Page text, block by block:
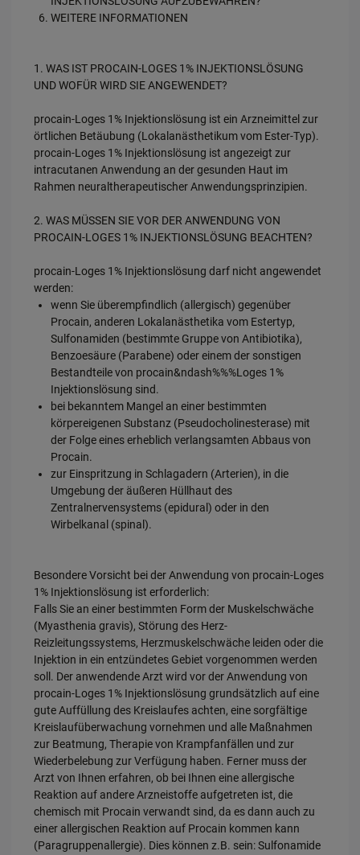
WEITERE INFORMATIONEN
1. WAS IST PROCAIN-LOGES 1% INJEKTIONSLÖSUNG
UND WOFÜR WIRD SIE ANGEWENDET?
procain-Loges 1% Injektionslösung ist ein Arzneimittel zur
örtlichen Betäubung (Lokalanästhetikum vom Ester-Typ).
procain-Loges 1% Injektionslösung ist angezeigt zur
intracutanen Anwendung an der gesunden Haut im
Rahmen neuraltherapeutischer Anwendungsprinzipien.
2. WAS MÜSSEN SIE VOR DER ANWENDUNG VON
PROCAIN-LOGES 1% INJEKTIONSLÖSUNG BEACHTEN?
procain-Loges 1% Injektionslösung darf nicht angewendet
werden:
wenn Sie überempfindlich (allergisch) gegenüber
Procain, anderen Lokalanästhetika vom Estertyp,
Sulfonamiden (bestimmte Gruppe von Antibiotika),
Benzoesäure (Parabene) oder einem der sonstigen
Bestandteile von procain&ndash%%%Loges 1%
Injektionslösung sind.
bei bekanntem Mangel an einer bestimmten
körpereigenen Substanz (Pseudocholinesterase) mit
der Folge eines erheblich verlangsamten Abbaus von
Procain.
zur Einspritzung in Schlagadern (Arterien), in die
Umgebung der äußeren Hüllhaut des
Zentralnervensystems (epidural) oder in den
Wirbelkanal (spinal).
Besondere Vorsicht bei der Anwendung von procain-Loges
1% Injektionslösung ist erforderlich:
Falls Sie an einer bestimmten Form der Muskelschwäche
(Myasthenia gravis), Störung des Herz-
Reizleitungssystems, Herzmuskelschwäche leiden oder die
Injektion in ein entzündetes Gebiet vorgenommen werden
soll. Der anwendende Arzt wird vor der Anwendung von
procain-Loges 1% Injektionslösung grundsätzlich auf eine
gute Auffüllung des Kreislaufes achten, eine sorgfältige
Kreislaufüberwachung vornehmen und alle Maßnahmen
zur Beatmung, Therapie von Krampfanfällen und zur
Wiederbelebung zur Verfügung haben. Ferner muss der
Arzt von Ihnen erfahren, ob bei Ihnen eine allergische
Reaktion auf andere Arzneistoffe aufgetreten ist, die
chemisch mit Procain verwandt sind, da es dann auch zu
einer allergischen Reaktion auf Procain kommen kann
(Paragruppenallergie). Dies können z.B. sein: Sulfonamide